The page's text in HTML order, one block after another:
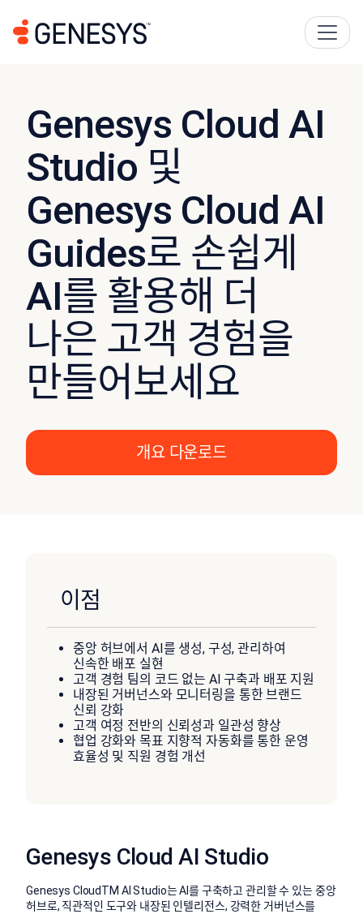
Genesys Cloud AI
Studio 및
Genesys Cloud AI
Guides로 손쉽게
AI를 활용해 더
나은 고객 경험을
만들어보세요
개요 다운로드
Genesys Cloud AI Studio
Genesys CloudTM AI Studio는 AI를 구축하고 관리할 수 있는 중앙
허브로, 직관적인 도구와 내장된 인텔리전스, 강력한 거버넌스를
이점
중앙 허브에서 AI를 생성, 구성, 관리하여
신속한 배포 실현
고객 경험 팀의 코드 없는 AI 구축과 배포 지원
내장된 거버넌스와 모니터링을 통한 브랜드
신뢰 강화
고객 여정 전반의 신뢰성과 일관성 향상
협업 강화와 목표 지향적 자동화를 통한 운영
효율성 및 직원 경험 개선